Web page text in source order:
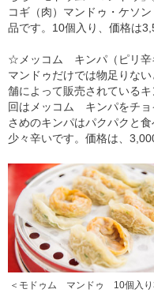
コギ（肉）マンドゥ・ケソ
品です。10個入り、価格は
☆メッコム キンパ（ピリ辛
マンドゥだけでは物足りな
舗によって販売されている
回はメッコム キンパをチョ
さめのキンパはパクパクと
少々辛いです。価格は、
＜モドゥム マンドゥ 10個入り